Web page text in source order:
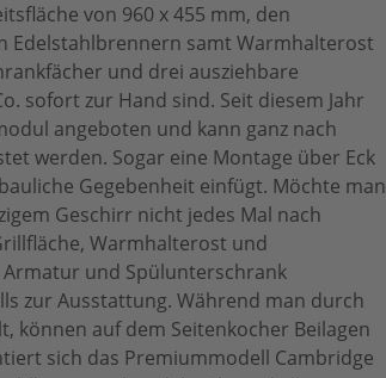
von 960 x 455 mm, den
Edelstahlbrennern samt Warmhalterost
und drei ausziehbare
sofort zur Hand sind. Seit diesem Jahr
angeboten und kann ganz nach
werden. Sogar eine Montage über Eck
Gegebenheit einfügt. Möchte man
Geschirr nicht jedes Mal nach
Warmhalterost und
und Spülunterschrank
zur Ausstattung. Während man durch
können auf dem Seitenkocher Beilagen
sich das Premiummodell Cambridge